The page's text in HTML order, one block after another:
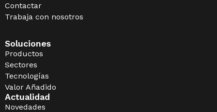
Contactar
Trabaja con nosotros
Soluciones
Productos
Sectores
Tecnologías
Valor Añadido
Actualidad
Novedades